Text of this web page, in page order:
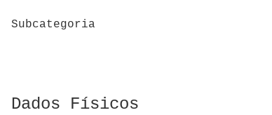
Subcategoria
Dados Físicos